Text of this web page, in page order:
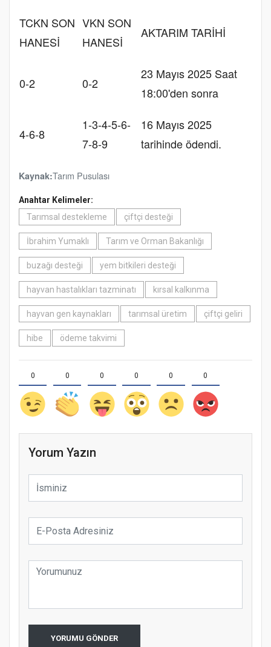
TCKN SON
HANESİ
VKN SON
HANESİ
AKTARIM TARİHİ
0-2 0-2
23 Mayıs 2025 Saat
18:00'den sonra
4-6-8
1-3-4-5-6-
7-8-9
16 Mayıs 2025
tarihinde ödendi.
Kaynak:Tarım Pusulası
Anahtar Kelimeler:
Tarımsal destekleme
çiftçi desteği
İbrahim Yumaklı Tarım ve Orman Bakanlığı
buzağı desteği yem bitkileri desteği
hayvan hastalıkları tazminatı kırsal kalkınma
hayvan gen kaynakları tarımsal üretim çiftçi geliri
hibe ödeme takvimi
0 0 0 0 0 0
Yorum Yazın
YORUMU GÖNDER